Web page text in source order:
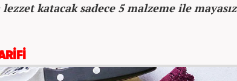
katacak sadece 5 malzeme ile mayasız